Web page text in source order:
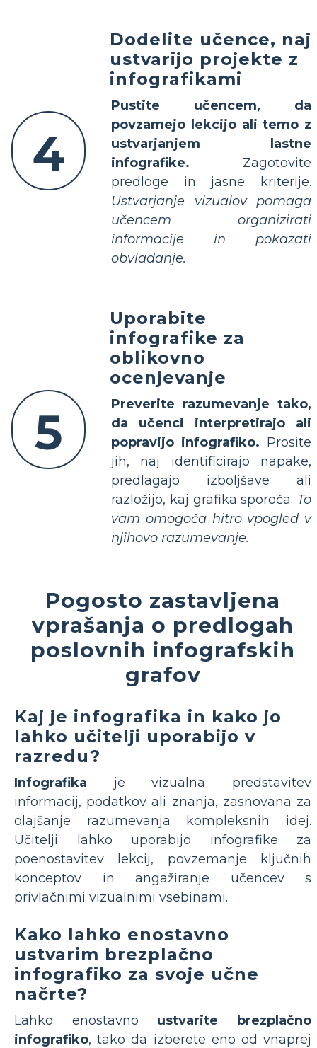
4
Dodelite učence, naj
ustvarijo projekte z
infografikami
Pustite učencem, da
povzamejo lekcijo ali temo z
ustvarjanjem lastne
infografike. Zagotovite
predloge in jasne kriterije.
Ustvarjanje vizualov pomaga
učencem organizirati
informacije in pokazati
obvladanje.
5
Uporabite
infografike za
oblikovno
ocenjevanje
Preverite razumevanje tako,
da učenci interpretirajo ali
popravijo infografiko. Prosite
jih, naj identificirajo napake,
predlagajo izboljšave ali
razložijo, kaj grafika sporoča. To
vam omogoča hitro vpogled v
njihovo razumevanje.
Pogosto zastavljena
vprašanja o predlogah
poslovnih infografskih
grafov
Kaj je infografika in kako jo
lahko učitelji uporabijo v
razredu?
Infografika je vizualna predstavitev
informacij, podatkov ali znanja, zasnovana za
olajšanje razumevanja kompleksnih idej.
Učitelji lahko uporabijo infografike za
poenostavitev lekcij, povzemanje ključnih
konceptov in angažiranje učencev s
privlačnimi vizualnimi vsebinami.
Kako lahko enostavno
ustvarim brezplačno
infografiko za svoje učne
načrte?
Lahko enostavno ustvarite brezplačno
infografiko, tako da izberete eno od vnaprej